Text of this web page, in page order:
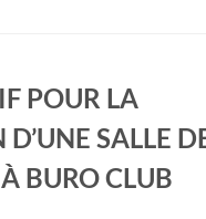
POUR LA
SALLE
BURO CLUB